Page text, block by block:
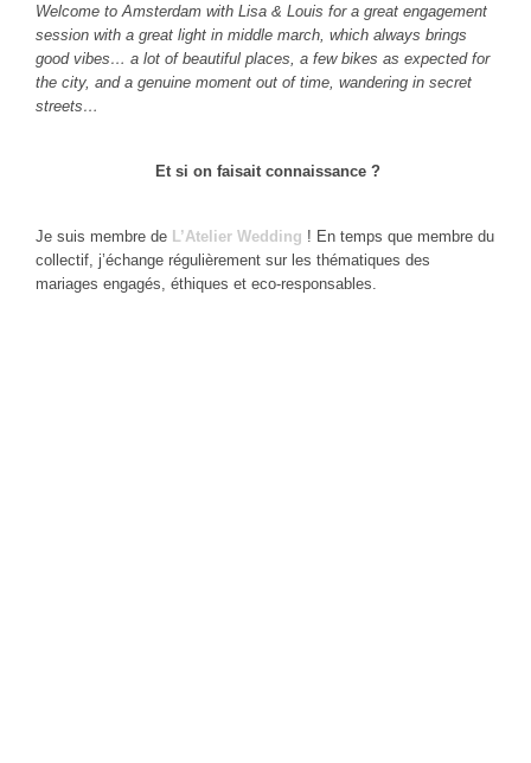
Welcome to Amsterdam with Lisa & Louis for a great engagement
session with a great light in middle march, which always brings
good vibes… a lot of beautiful places, a few bikes as expected for
the city, and a genuine moment out of time, wandering in secret
streets…
Et si on faisait connaissance ?
Je suis membre de L’Atelier Wedding ! En temps que membre du
collectif, j’échange régulièrement sur les thématiques des
mariages engagés, éthiques et eco-responsables.